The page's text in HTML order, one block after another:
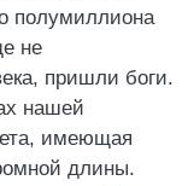
полумиллиона
не
пришли боги.
нашей
имеющая
длины.